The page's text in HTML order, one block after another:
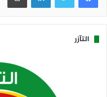
التآزر